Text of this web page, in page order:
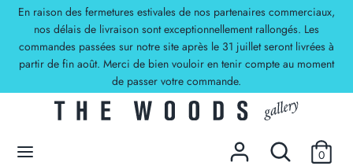
Skip
content
En raison des fermetures estivales de nos partenaires commerciaux,
nos délais de livraison sont exceptionnellement rallongés. Les
commandes passées sur notre site après le 31 juillet seront livrées à
partir de fin août. Merci de bien vouloir en tenir compte au moment
de passer votre commande.
Search
0
Currency
EUR €
our
store